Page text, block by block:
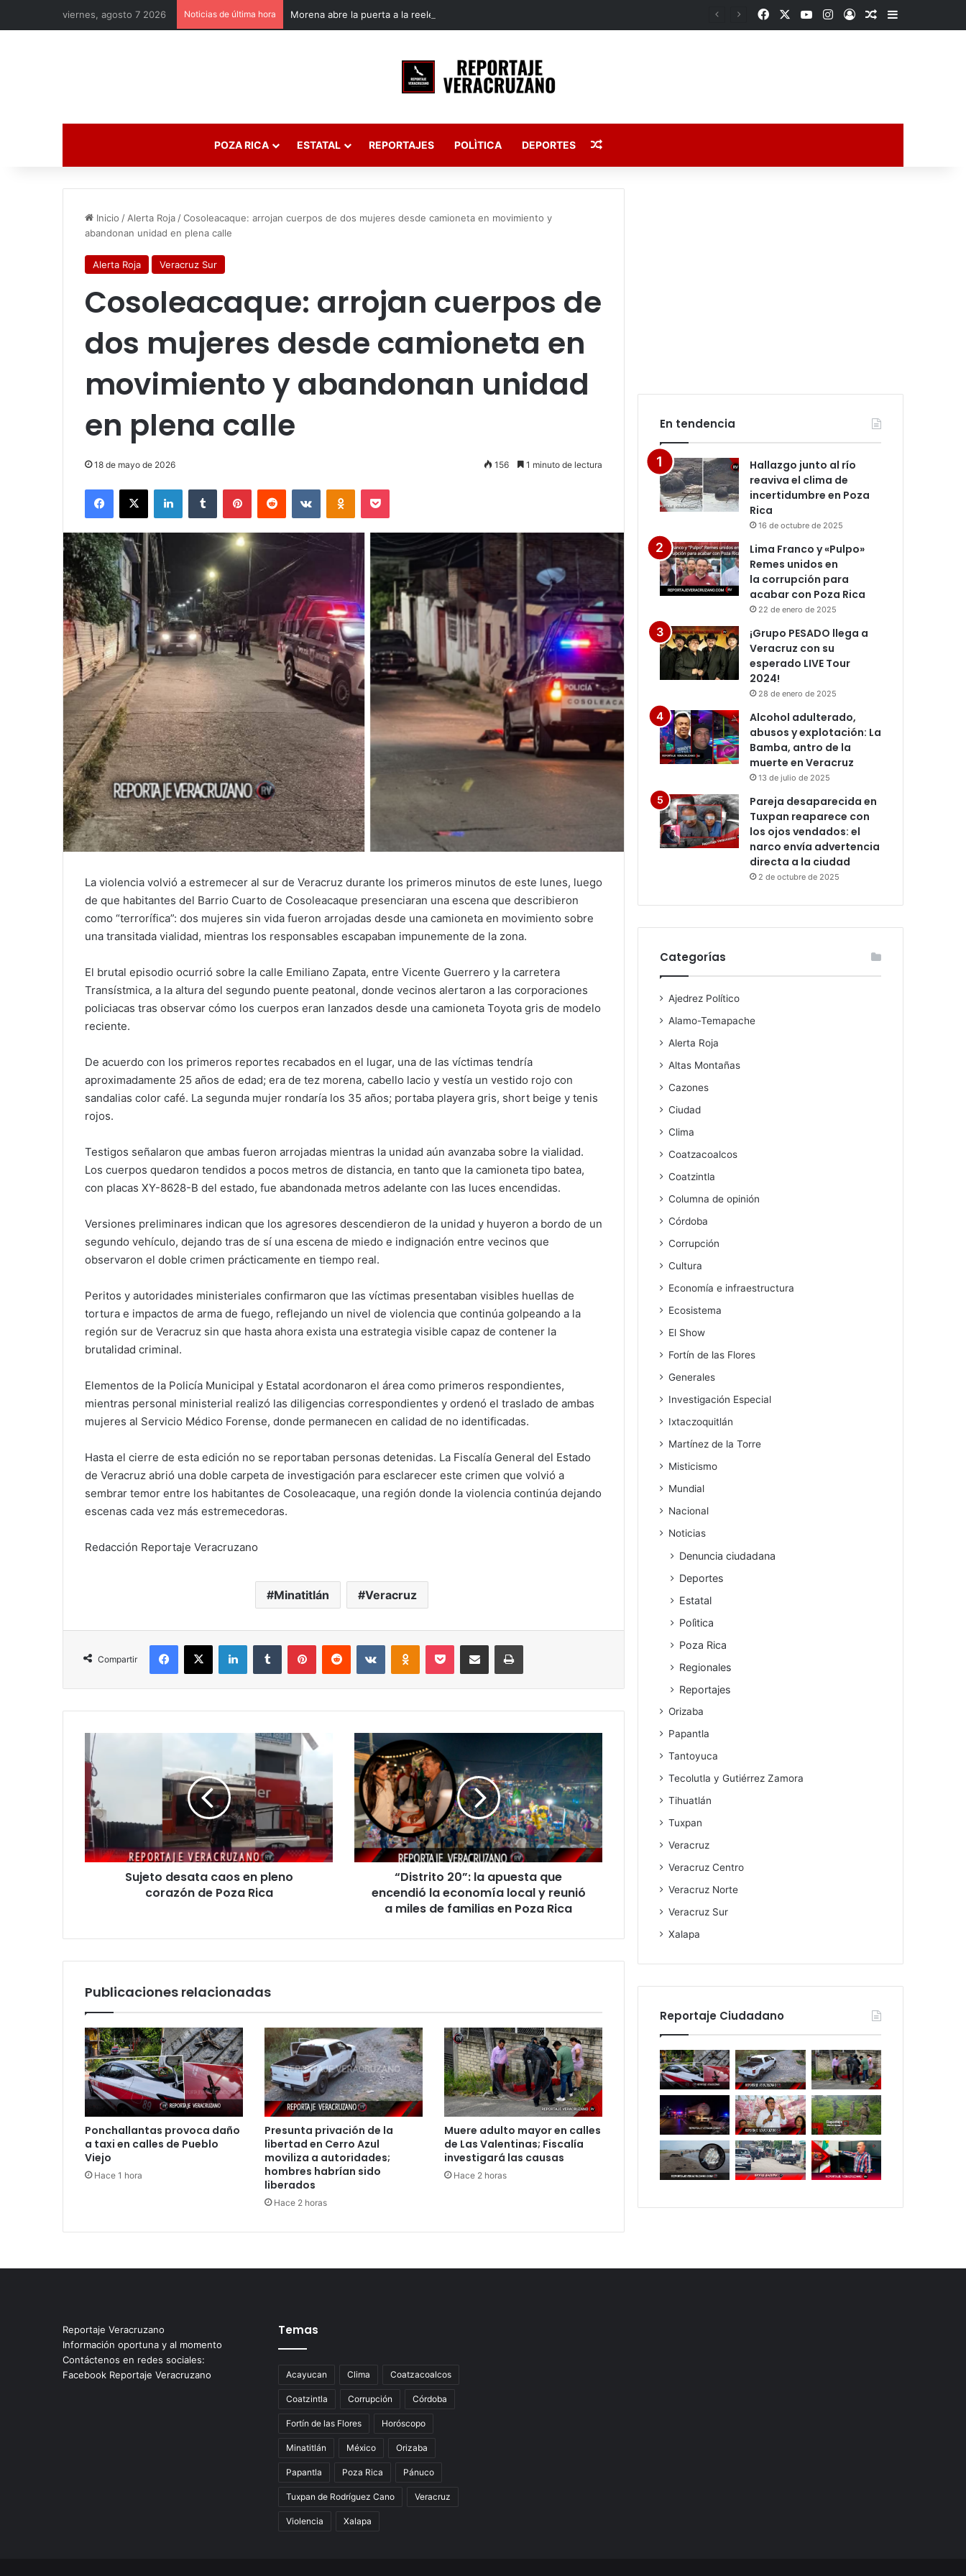
viernes, agosto 7 2026 Noticias de última hora Morena abre la puerta a la reelección de diputados en Veracruz FacebookYouTubeInstagram
AccesoPublicación al
Barra lateral
POZA RICA ESTATAL REPORTAJES POLÌTICA DEPORTES Publicación al azar
Inicio / Alerta Roja /Cosoleacaque: arrojan cuerpos de dos mujeres desde camioneta en movimiento y
abandonan unidad en plena calle
Alerta Roja Veracruz Sur
Cosoleacaque: arrojan cuerpos de
dos mujeres desde camioneta en
movimiento y abandonan unidad
en plena calle
18 de mayo de 2026 156 1 minuto de lectura
Facebook
X LinkedInTumblr PinterestReddit VKontakteOdnoklassniki
Pocket
La violencia volvió a estremecer al sur de Veracruz durante los primeros minutos de este lunes, luego
de que habitantes del Barrio Cuarto de Cosoleacaque presenciaran una escena que describieron
como “terrorífica”: dos mujeres sin vida fueron arrojadas desde una camioneta en movimiento sobre
una transitada vialidad, mientras los responsables escapaban impunemente de la zona.
El brutal episodio ocurrió sobre la calle Emiliano Zapata, entre Vicente Guerrero y la carretera
Transístmica, a la altura del segundo puente peatonal, donde vecinos alertaron a las corporaciones
policiacas tras observar cómo los cuerpos eran lanzados desde una camioneta Toyota gris de modelo
reciente.
De acuerdo con los primeros reportes recabados en el lugar, una de las víctimas tendría
aproximadamente 25 años de edad; era de tez morena, cabello lacio y vestía un vestido rojo con
sandalias color café. La segunda mujer rondaría los 35 años; portaba playera gris, short beige y tenis
rojos.
Testigos señalaron que ambas fueron arrojadas mientras la unidad aún avanzaba sobre la vialidad.
Los cuerpos quedaron tendidos a pocos metros de distancia, en tanto que la camioneta tipo batea,
con placas XY-8628-B del estado, fue abandonada metros adelante con las luces encendidas.
Versiones preliminares indican que los agresores descendieron de la unidad y huyeron a bordo de un
segundo vehículo, dejando tras de sí una escena de miedo e indignación entre vecinos que
observaron el doble crimen prácticamente en tiempo real.
Peritos y autoridades ministeriales confirmaron que las víctimas presentaban visibles huellas de
tortura e impactos de arma de fuego, reflejando un nivel de violencia que continúa golpeando a la
región sur de Veracruz sin que hasta ahora exista una estrategia visible capaz de contener la
brutalidad criminal.
Elementos de la Policía Municipal y Estatal acordonaron el área como primeros respondientes,
mientras personal ministerial realizó las diligencias correspondientes y ordenó el traslado de ambas
mujeres al Servicio Médico Forense, donde permanecen en calidad de no identificadas.
Hasta el cierre de esta edición no se reportaban personas detenidas. La Fiscalía General del Estado
de Veracruz abrió una doble carpeta de investigación para esclarecer este crimen que volvió a
sembrar temor entre los habitantes de Cosoleacaque, una región donde la violencia continúa dejando
escenas cada vez más estremecedoras.
Redacción Reportaje Veracruzano
Minatitlán Veracruz
Compartir
Facebook
X LinkedInTumblr PinterestReddit VKontakteOdnoklassniki
Pocket Compartir por correo electrónicoImprimir
Sujeto
desata
caos
en
pleno
corazón
de
Poza
Rica
Sujeto desata caos en pleno
corazón de Poza Rica
“Distrito
20”:
la
apuesta
que
encendió
la
economía
local
reunió
de
“Distrito 20”: la apuesta que
encendió la economía local y reunió
a miles de familias en Poza Rica
Publicaciones relacionadas
Ponchallantas provoca daño
a taxi en calles de Pueblo
Viejo
Hace 1 hora
Presunta privación de la
libertad en Cerro Azul
moviliza a autoridades;
hombres habrían sido
liberados
Hace 2 horas
Muere adulto mayor en calles
de Las Valentinas; Fiscalía
investigará las causas
Hace 2 horas
En tendencia
Hallazgo junto al río
reaviva el clima de
incertidumbre en Poza
Rica
16 de octubre de 2025
Lima Franco y «Pulpo»
Remes unidos en
la corrupción para
acabar con Poza Rica
22 de enero de 2025
¡Grupo PESADO llega a
Veracruz con su
esperado LIVE Tour
2024!
28 de enero de 2025
Alcohol adulterado,
abusos y explotación: La
Bamba, antro de la
muerte en Veracruz
13 de julio de 2025
Pareja desaparecida en
Tuxpan reaparece con
los ojos vendados: el
narco envía advertencia
directa a la ciudad
2 de octubre de 2025
Categorías
Ajedrez Político
Alamo-Temapache
Alerta Roja
Altas Montañas
Cazones
Ciudad
Clima
Coatzacoalcos
Coatzintla
Columna de opinión
Córdoba
Corrupción
Cultura
Economía e infraestructura
Ecosistema
El Show
Fortín de las Flores
Generales
Investigación Especial
Ixtaczoquitlán
Martínez de la Torre
Misticismo
Mundial
Nacional
Noticias
Denuncia ciudadana
Deportes
Estatal
Polìtica
Poza Rica
Regionales
Reportajes
Orizaba
Papantla
Tantoyuca
Tecolutla y Gutiérrez Zamora
Tihuatlán
Tuxpan
Veracruz
Veracruz Centro
Veracruz Norte
Veracruz Sur
Xalapa
Reportaje Ciudadano
Reportaje Veracruzano
Información oportuna y al momento
Contáctenos en redes sociales:
Facebook Reportaje Veracruzano
Temas
Acayucan Clima Coatzacoalcos
Coatzintla Corrupción Córdoba
Fortín de las Flores Horóscopo
Minatitlán México Orizaba
Papantla Poza Rica Pánuco
Tuxpan de Rodríguez Cano Veracruz
Violencia Xalapa